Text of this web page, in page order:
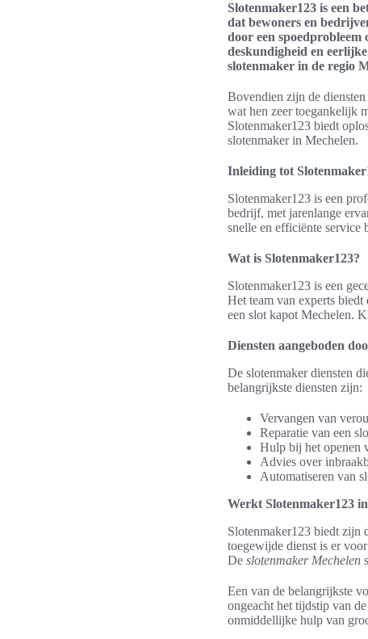
Slotenmaker123 is een
dat bewoners en
door een spoedprobleem
deskundigheid en
slotenmaker in de regio
Bovendien zijn de
wat hen zeer toegankelijk
Slotenmaker123 biedt
slotenmaker in Mechelen.
Inleiding tot
Slotenmaker123 is een
bedrijf, met jarenlange
snelle en efficiënte service
Wat is Slotenmaker123?
Slotenmaker123 is een
Het team van experts biedt
een slot kapot Mechelen.
Diensten aangeboden
De slotenmaker diensten
belangrijkste diensten zijn:
Vervangen van
Reparatie van een
Hulp bij het openen
Advies over
Automatiseren van
Werkt Slotenmaker123
Slotenmaker123 biedt zijn
toegewijde dienst is er
De slotenmaker Mechelen
Een van de belangrijkste
ongeacht het tijdstip van
onmiddellijke hulp van